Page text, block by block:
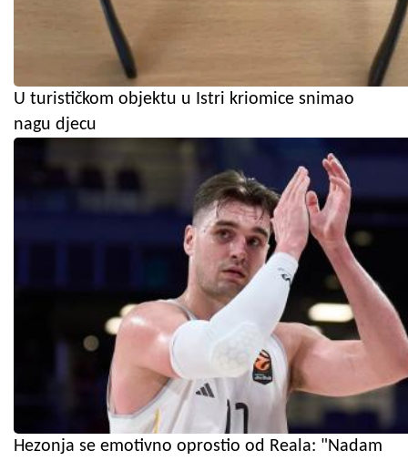
U turističkom objektu u Istri kriomice snimao
nagu djecu
Hezonja se emotivno oprostio od Reala: "Nadam